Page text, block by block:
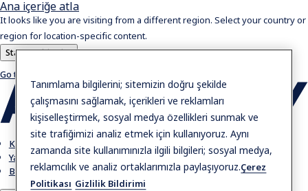
Ana içeriğe atla
It looks like you are visiting from a different region. Select your country or
region for location-specific content.
Stay on this site
Go to Ireland
Kariyer
Yatırımcılar
Bizimle iletişime geçin
Tanımlama bilgilerini; sitemizin doğru şekilde
çalışmasını sağlamak, içerikleri ve reklamları
kişiselleştirmek, sosyal medya özellikleri sunmak ve
site trafiğimizi analiz etmek için kullanıyoruz. Aynı
zamanda site kullanımınızla ilgili bilgileri; sosyal medya,
reklamcılık ve analiz ortaklarımızla paylaşıyoruz.Çerez
Politikası Gizlilik Bildirimi